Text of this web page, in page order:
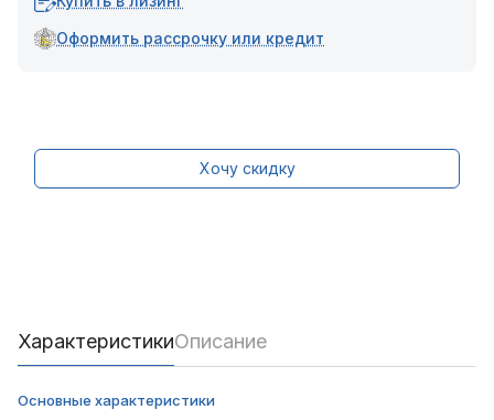
Оформить рассрочку или кредит
Хочу скидку
ХарактеристикиОписание
Основные характеристики